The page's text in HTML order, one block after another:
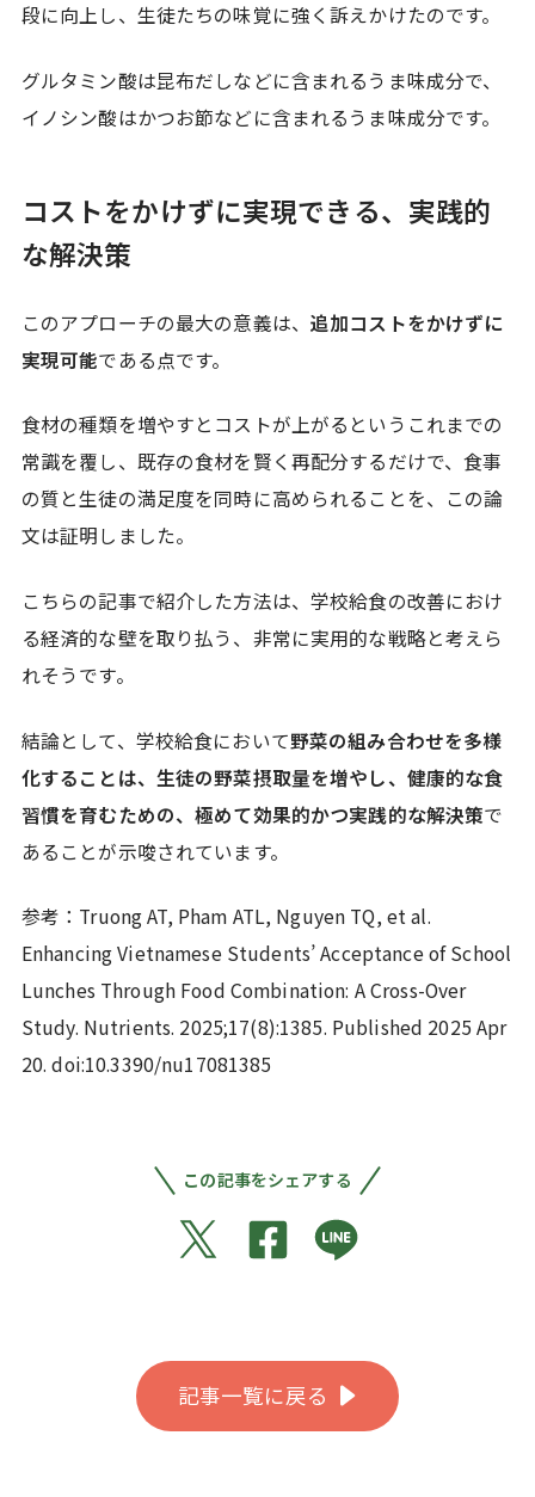
段に向上し、生徒たちの味覚に強く訴えかけたのです。
グルタミン酸は昆布だしなどに含まれるうま味成分で、
イノシン酸はかつお節などに含まれるうま味成分です。
コストをかけずに実現できる、実践的
な解決策
このアプローチの最大の意義は、追加コストをかけずに
実現可能である点です。
食材の種類を増やすとコストが上がるというこれまでの
常識を覆し、既存の食材を賢く再配分するだけで、食事
の質と生徒の満足度を同時に高められることを、この論
文は証明しました。
こちらの記事で紹介した方法は、学校給食の改善におけ
る経済的な壁を取り払う、非常に実用的な戦略と考えら
れそうです。
結論として、学校給食において野菜の組み合わせを多様
化することは、生徒の野菜摂取量を増やし、健康的な食
習慣を育むための、極めて効果的かつ実践的な解決策で
あることが示唆されています。
参考：Truong AT, Pham ATL, Nguyen TQ, et al.
Enhancing Vietnamese Students’ Acceptance of School
Lunches Through Food Combination: A Cross-Over
Study. Nutrients. 2025;17(8):1385. Published 2025 Apr
20. doi:10.3390/nu17081385
この記事をシェアする
記事一覧に戻る